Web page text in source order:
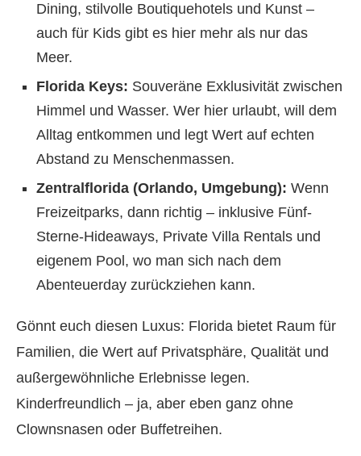
Dining, stilvolle Boutiquehotels und Kunst –
auch für Kids gibt es hier mehr als nur das
Meer.
Florida Keys: Souveräne Exklusivität zwischen
Himmel und Wasser. Wer hier urlaubt, will dem
Alltag entkommen und legt Wert auf echten
Abstand zu Menschenmassen.
Zentralflorida (Orlando, Umgebung): Wenn
Freizeitparks, dann richtig – inklusive Fünf-
Sterne-Hideaways, Private Villa Rentals und
eigenem Pool, wo man sich nach dem
Abenteuerday zurückziehen kann.
Gönnt euch diesen Luxus: Florida bietet Raum für
Familien, die Wert auf Privatsphäre, Qualität und
außergewöhnliche Erlebnisse legen.
Kinderfreundlich – ja, aber eben ganz ohne
Clownsnasen oder Buffetreihen.